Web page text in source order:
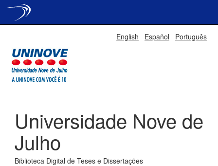
English Español Português
Universidade Nove de
Julho
Biblioteca Digital de Teses e Dissertações